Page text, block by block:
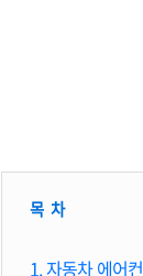
목 차
1. 자동차 에어